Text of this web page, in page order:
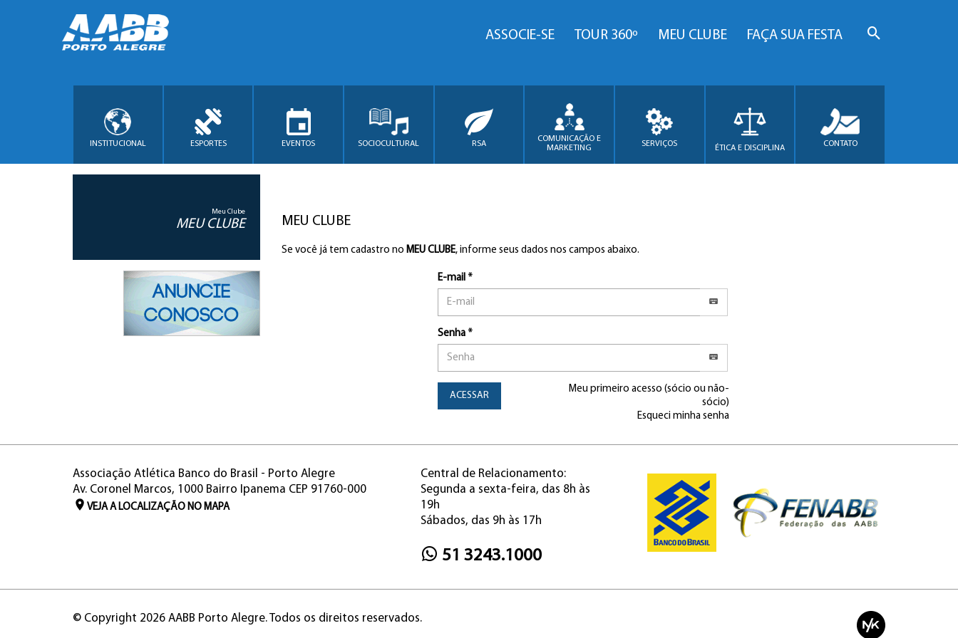
ASSOCIE-SE TOUR 360º MEU CLUBE FAÇA SUA FESTA
INSTITUCIONAL ESPORTES EVENTOS SOCIOCULTURAL RSA
COMUNICAÇÃO E
MARKETING
SERVIÇOS ÉTICA E DISCIPLINA CONTATO
Meu Clube
MEU CLUBE MEU CLUBE
Se você já tem cadastro no MEU CLUBE, informe seus dados nos campos abaixo.
E-mail *
Senha *
ACESSAR
Meu primeiro acesso (sócio ou não-
sócio)
Esqueci minha senha
Associação Atlética Banco do Brasil - Porto Alegre
Av. Coronel Marcos, 1000 Bairro Ipanema CEP 91760-000
VEJA A LOCALIZAÇÃO NO MAPA
Central de Relacionamento:
Segunda a sexta-feira, das 8h às
19h
Sábados, das 9h às 17h
51 3243.1000
© Copyright 2026 AABB Porto Alegre. Todos os direitos reservados.